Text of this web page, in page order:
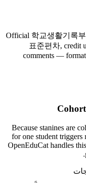
Official 학교생활기록부
표준편차, credit
comments —
Because stanines are
for one student triggers
OpenEduCat handles